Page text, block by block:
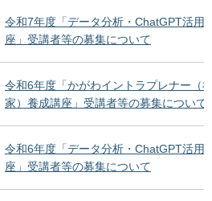
令和7年度「データ分析・ChatGPT活用
座」受講者等の募集について
令和6年度「かがわイントラプレナー（
家）養成講座」受講者等の募集について
令和6年度「データ分析・ChatGPT活用
座」受講者等の募集について